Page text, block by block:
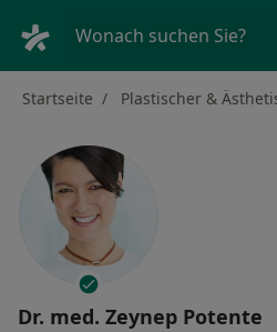
Wonach suchen Sie?
Startseite Plastischer &
Dr. med. Zeynep Potente